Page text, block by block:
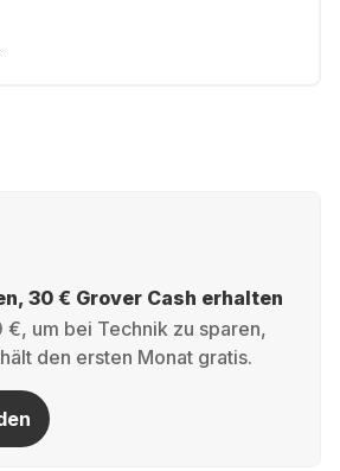
30 € Grover Cash erhalten
€, um bei Technik zu sparen,
den ersten Monat gratis.